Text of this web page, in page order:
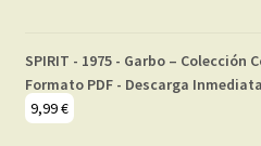
SPIRIT - 1975 - Garbo – Colección
Formato PDF - Descarga Inmediata
9,99€